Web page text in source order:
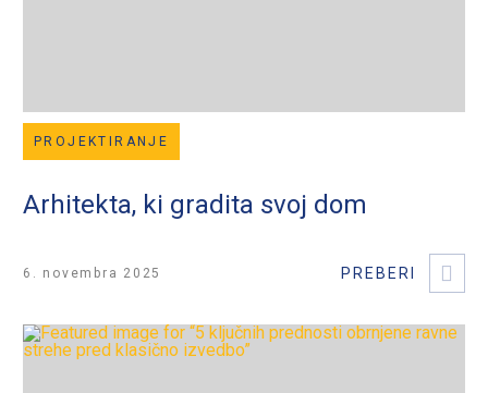
PROJEKTIRANJE
Arhitekta, ki gradita svoj dom
6. novembra 2025